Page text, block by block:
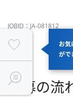
お気
がで
JOBID：JA-081812
応募の流